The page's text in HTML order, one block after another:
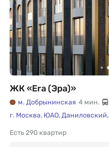
ЖК «Era (Эра)»
м. Добрынинская 4 мин.
г. Москва, ЮАО,Даниловский,
290 квартир
Есть